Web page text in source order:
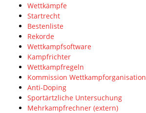
Wettkämpfe
Startrecht
Bestenliste
Rekorde
Wettkampfsoftware
Kampfrichter
Wettkampfregeln
Kommission Wettkampforganisation
Anti-Doping
Sportärtzliche Untersuchung
Mehrkampfrechner (extern)